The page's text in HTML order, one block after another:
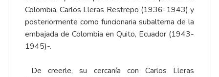
Colombia, Carlos Lleras Restrepo (1936-1943) y
posteriormente como funcionaria subalterna de la
embajada de Colombia en Quito, Ecuador (1943-
1945)-.
De creerle, su cercanía con Carlos Lleras